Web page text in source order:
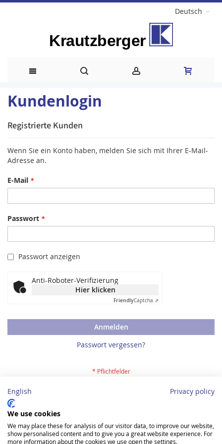
Deutsch
Inhalt
Kundenlogin
Registrierte Kunden
Wenn Sie ein Konto haben, melden Sie sich mit Ihrer E-Mail-
Adresse an.
E-Mail
Passwort
Passwort anzeigen
Anti-Roboter-Verifizierung
Hier klicken
FriendlyCaptcha ⇗
Anmelden
Passwort vergessen?
Neukundenregistrierung
Sie sind neuer Kunde und möchten ein Konto anlegen? Dann
registrieren Sie sich bitte hier.
English Privacy policy
We use cookies
We may place these for analysis of our visitor data, to improve our website,
show personalised content and to give you a great website experience. For
more information about the cookies we use open the settings.